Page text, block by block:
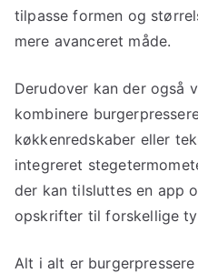
tilpasse formen og
mere avanceret måde.
Derudover kan der også
kombinere
køkkenredskaber eller
integreret
der kan tilsluttes en app
opskrifter til forskellige
Alt i alt er